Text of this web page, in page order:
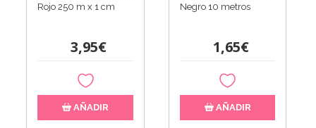
Rojo 250 m x 1 cm
3,95€
AÑADIR
Negro 10 metros
1,65€
AÑADIR